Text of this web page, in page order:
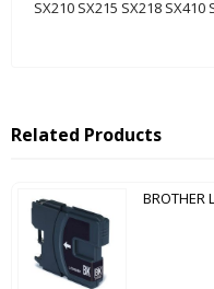
SX210 SX215 SX218 SX410
Related Products
BROTHER